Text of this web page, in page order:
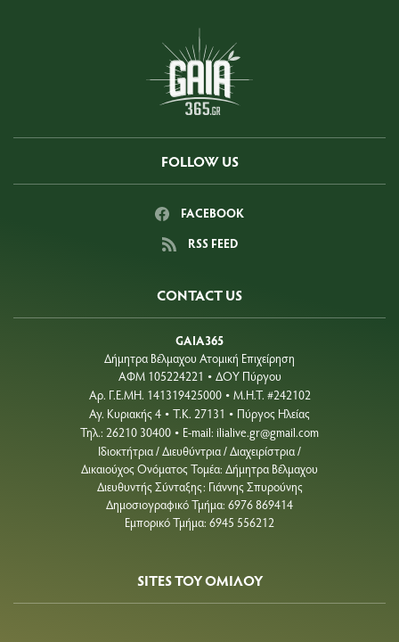
FOLLOW US
FACEBOOK
RSS FEED
CONTACT US
GAIA365
Δήμητρα Βέλμαχου Ατομική Επιχείρηση
ΑΦΜ 105224221 • ΔΟΥ Πύργου
Aρ. Γ.Ε.ΜΗ. 141319425000 • Μ.Η.Τ. #242102
Αγ. Κυριακής 4 • Τ.Κ. 27131 • Πύργος Ηλείας
Τηλ.: 26210 30400 • E-mail: ilialive.gr@gmail.com
Ιδιοκτήτρια / Διευθύντρια / Διαχειρίστρια /
Δικαιούχος Ονόματος Τομέα: Δήμητρα Βέλμαχου
Διευθυντής Σύνταξης: Γιάννης Σπυρούνης
Δημοσιογραφικό Τμήμα: 6976 869414
Εμπορικό Τμήμα: 6945 556212
SITES ΤΟΥ ΟΜΙΛΟΥ